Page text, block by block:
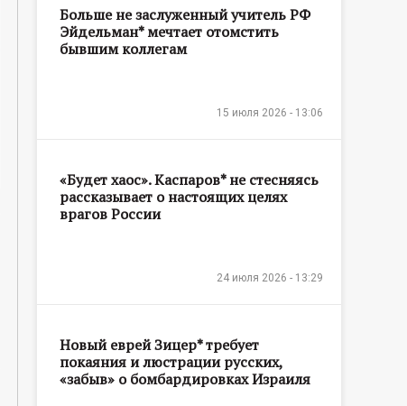
Больше не заслуженный учитель РФ
Эйдельман* мечтает отомстить
бывшим коллегам
15 июля 2026 - 13:06
«Будет хаос». Каспаров* не стесняясь
рассказывает о настоящих целях
врагов России
24 июля 2026 - 13:29
Новый еврей Зицер* требует
покаяния и люстрации русских,
«забыв» о бомбардировках Израиля